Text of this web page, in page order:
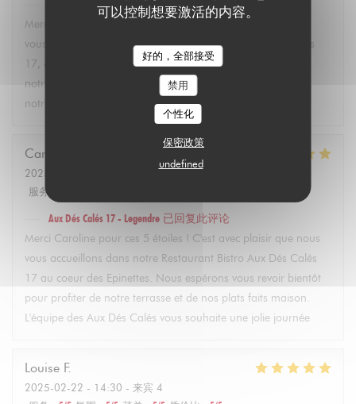
可以控制想要激活的内容。
好的，全部接受
禁用
个性化
保密政策
undefined
Aux Dés Calés 17 - Legendre 已回复此评论
Merci Martin pour vos 5 étoiles ! C'est avec plaisir que nous
vous accueillons dans notre restaurant Bistro Aux Dés Calés
17, où vous pourrez découvrir dès l'arrivée des beaux jours
notre terrasse et nos plats faits maison. À très bientôt dans
notre bistro à Paris ! L'équipe des Aux Dés Calés.
Caroline
2025-02-21
- 12:45 - 来宾 2
服务
Aux Dés Calés 17 - Legendre 已回复此评论
Merci Caroline pour ces 5 étoiles ! C'est avec plaisir que nous
vous accueillons dans notre Restaurant Bistro Aux Dés Calés
17 au coeur des Epinettes. Nous espérons vous revoir bientôt
pour profiter de notre terrasse et de nos plats faits maison.
L'équipe des Aux Dés Calés vous souhaite une jolie journée
Louise F
2025-02-22 - 14:30 - 来宾 4